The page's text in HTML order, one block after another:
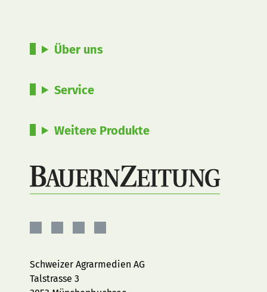
Über uns
Service
Weitere Produkte
Facebook
Instagram
YouTubeLinkedIn
Schweizer Agrarmedien AG
Talstrasse 3